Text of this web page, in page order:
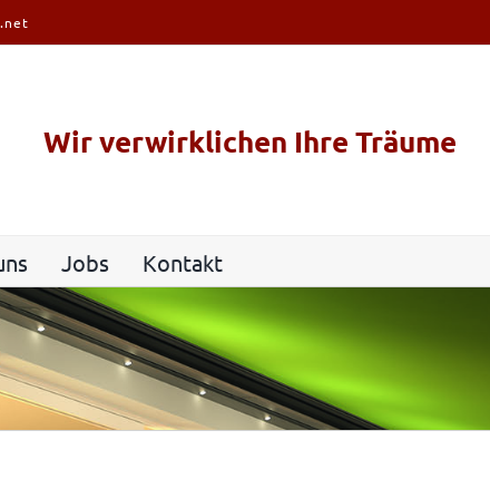
Wir verwirklichen Ihre Träume
Jobs Kontakt